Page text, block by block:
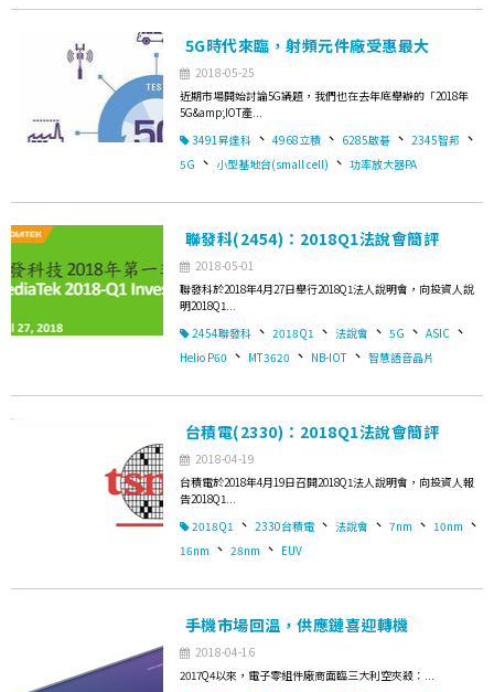
5G時代來臨，射頻元件廠受惠最大
2018-05-25
近期市場開始討論5G議題，我們也在去年底舉辦的「2018年
5G&amp;IOT產...
3491昇達科 、 4968立積 、 6285啟碁 、 2345智邦 、
5G 、 小型基地台(small cell) 、 功率放大器PA
聯發科(2454)：2018Q1法說會簡評
2018-05-01
聯發科於2018年4月27日舉行2018Q1法人說明會，向投資人說
明2018Q1...
2454聯發科 、 2018Q1 、 法說會 、 5G 、 ASIC 、
Helio P60 、 MT3620 、 NB-IOT 、 智慧語音晶片
台積電(2330)：2018Q1法說會簡評
2018-04-19
台積電於2018年4月19日召開2018Q1法人說明會，向投資人報
告2018Q1...
2018Q1 、 2330台積電 、 法說會 、 7nm 、 10nm 、
16nm 、 28nm 、 EUV
手機市場回溫，供應鏈喜迎轉機
2018-04-16
2017Q4以來，電子零組件廠商面臨三大利空夾殺：...